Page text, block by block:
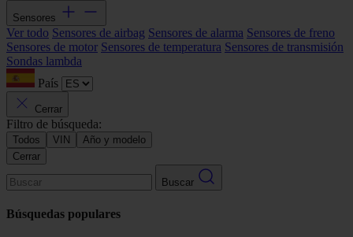
Sensores
Ver todo Sensores de airbag Sensores de alarma Sensores de freno
Sensores de motor Sensores de temperatura Sensores de transmisión
Sondas lambda
País
Cerrar
Filtro de búsqueda:
Todos VIN
Año y modelo
Cerrar
Buscar
Búsquedas populares